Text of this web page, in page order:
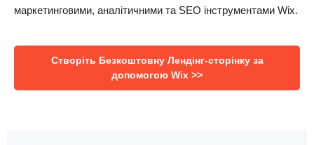
маркетинговими, аналітичними та SEO інструментами Wix.
Створіть Безкоштовну Лендінг-сторінку за
допомогою Wix >>